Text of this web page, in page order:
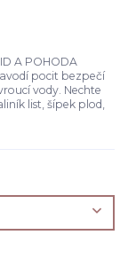
A POHODA
pocit bezpečí
vody. Nechte
list, šípek plod,